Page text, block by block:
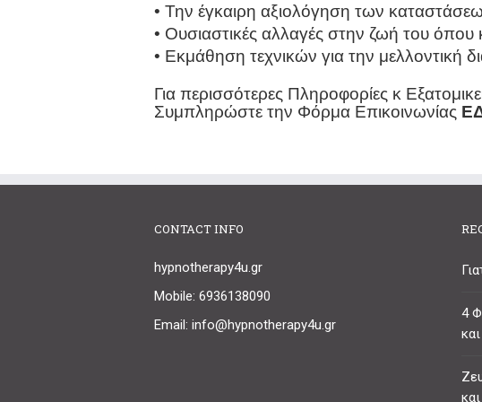
• Την έγκαιρη αξιολόγηση των
• Ουσιαστικές αλλαγές στην ζωή του όπου
• Εκμάθηση τεχνικών για την μελλοντική
Για περισσότερες Πληροφορίες κ
Συμπληρώστε την Φόρμα Επικοινωνίας
CONTACT INFO
hypnotherapy4u.gr
Mobile: 6936138090
Email: info@hypnotherapy4u.gr
4